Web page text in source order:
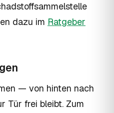
dazu im Ratgeber
— von hinten nach
Tür frei bleibt. Zum